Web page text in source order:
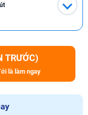
TRƯỚC)
là làm ngay